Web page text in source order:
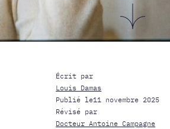
Écrit par
Louis Damas
Publié le11 novembre 2025
Révisé par
Docteur Antoine Campagne